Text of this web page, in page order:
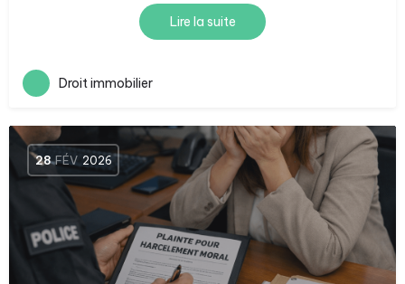
Lire la suite
Droit immobilier
28 FÉV 2026